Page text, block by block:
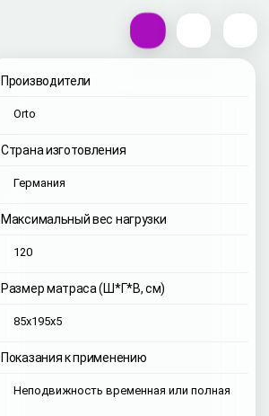
Производители
Orto
Страна изготовления
Германия
Максимальный вес нагрузки
120
Размер матраса (Ш*Г*В, см)
85x195x5
Показания к применению
Неподвижность временная или полная